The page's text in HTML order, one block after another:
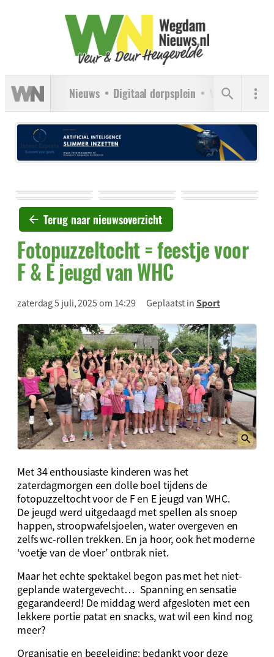
Nieuws Digitaal dorpsplein Verenigingen
Terug naar nieuwsoverzicht
Fotopuzzeltocht = feestje voor
F & E jeugd van WHC
zaterdag 5 juli, 2025 om 14:29 Geplaatst inSport
Met 34 enthousiaste kinderen was het
zaterdagmorgen een dolle boel tijdens de
fotopuzzeltocht voor de F en E jeugd van WHC.
De jeugd werd uitgedaagd met spellen als snoep
happen, stroopwafelsjoelen, water overgeven en
zelfs wc-rollen trekken. En ja hoor, ook het moderne
‘voetje van de vloer’ ontbrak niet.
Maar het echte spektakel begon pas met het niet-
geplande watergevecht… Spanning en sensatie
gegarandeerd! De middag werd afgesloten met een
lekkere portie patat en snacks, wat wil een kind nog
meer?
Organisatie en begeleiding: bedankt voor deze